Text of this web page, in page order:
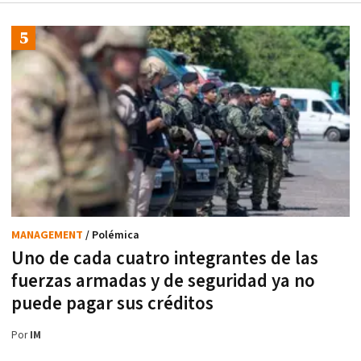
Uno de cada cuatro integrantes de las
fuerzas armadas y de seguridad ya no
puede pagar sus créditos
MANAGEMENT / Polémica
PorIM